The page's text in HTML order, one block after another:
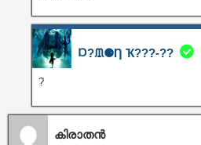
Ɒ?ᙢ⚈Ƞ Ҡ???‐??
?
കിരാതൻ